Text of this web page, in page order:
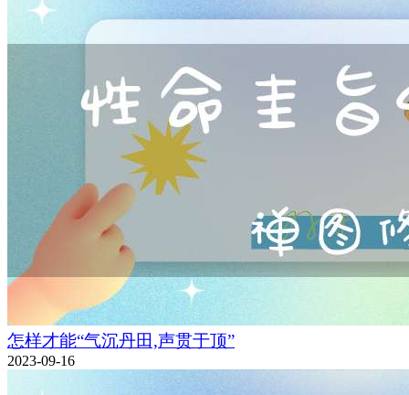
怎样才能“气沉丹田,声贯于顶”
2023-09-16